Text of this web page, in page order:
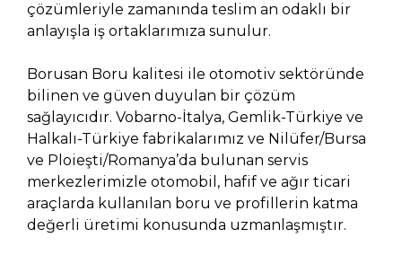
çözümleriyle zamanında teslim an odaklı bir
anlayışla iş ortaklarımıza sunulur.
Borusan Boru kalitesi ile otomotiv sektöründe
bilinen ve güven duyulan bir çözüm
sağlayıcıdır. Vobarno-İtalya, Gemlik-Türkiye ve
Halkalı-Türkiye fabrikalarımız ve Nilüfer/Bursa
ve Ploieşti/Romanya’da bulunan servis
merkezlerimizle otomobil, hafif ve ağır ticari
araçlarda kullanılan boru ve profillerin katma
değerli üretimi konusunda uzmanlaşmıştır.